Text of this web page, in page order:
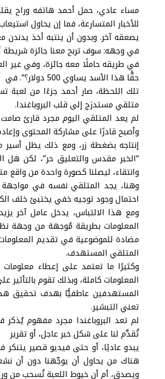
مساء عادي، حمل أحمد هاتفه وراح
للأخبار المتسارعة، فما إن يحاول
يصعقه آخر. وبدون أن ينتبه أخذ يدندن
في وجهه: سوف تربح معنا جائزة شريطة
في طريقه حاملًا معه جائزة، وفي غير
حقًّا هذا الأسد يساوي 500 دولار؟”. في
تلك اللحظة، صار أحمد جزءًا من لعبة
متلقي مستدرَج إلى قلب البروباغندا.
لم يعد المتلقي اليوم مجرد قارئ صامت
وأصبح قادرًا على مشاركة المحتوى
إنتاجه بضغطة زر، ومع ذلك يظل أسير
“الخبر مقدس والتعليق حر”، لكن هل
وانتقاء، ليصلنا كصورة واحدة من واقع
وهنا، يجد المتلقي نفسه في
احتمال وجود توجيه خفي يختبئ خلف
ومع هذا الالتباس، يدخل عامل آخر يزيد
المعلومات بطريقة مُوجهة من وجهة
مضادة للموضوعية في تقديم
المتلقي المستهدف.
وكثيرًا ما تعتمد على إعطاء
المعلومات كاملة، وبذلك تقوم بالتأثير
المستهدفين عاطفيًّا بهدف تحقيق
تعني التبشير.
لم تعد البروباغندا مجرد مفهوم
تُقدَّم لنا على شكل خبر عاجل، أو تقرير
يبدو عاديًا، أو حتى فيديو قصير يتنكر
هناك من يحاول أن يوجّهنا دون أن
ويصدق، أم أن خيوط اللعبة تُسحب من